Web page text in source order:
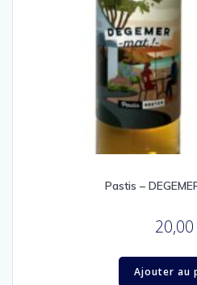
Pastis –
20,00
Ajouter au